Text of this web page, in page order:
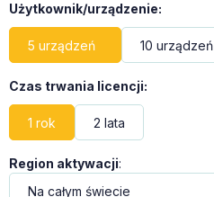
Użytkownik/urządzenie:
5 urządzeń 10 urządzeń
Czas trwania licencji:
1 rok 2 lata
Region aktywacji: